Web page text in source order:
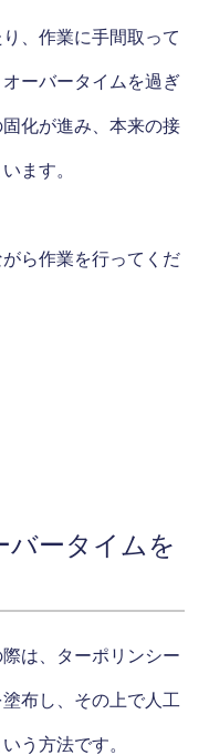
、作業に手間取って
ーバータイムを過ぎ
化が進み、本来の接
ます。
ら作業を行ってくだ
バータイムを
は、ターポリンシー
布し、その上で人工
う方法です。